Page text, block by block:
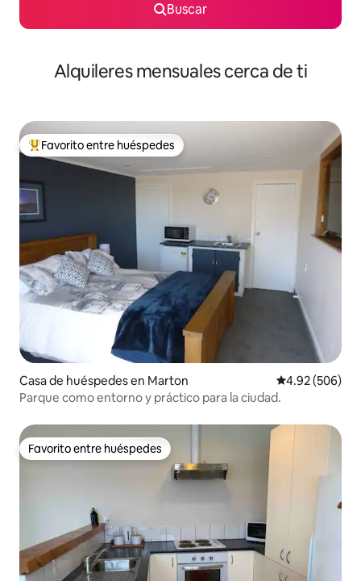
Buscar
Alquileres mensuales cerca de ti
Favorito entre huéspedes preferido
Favorito entre huéspedes
Casa de huéspedes en Marton Calificación
4.92 (506)
Parque como entorno y práctico para la ciudad.
Favorito entre huéspedes
Favorito entre huéspedes